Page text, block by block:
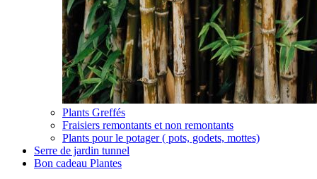
Plants Greffés
Fraisiers remontants et non remontants
Plants pour le potager ( pots, godets, mottes)
Serre de jardin tunnel
Bon cadeau Plantes